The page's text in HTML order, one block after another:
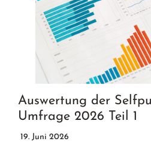
Auswertung der
Umfrage 2026 Teil 1
19. Juni 2026